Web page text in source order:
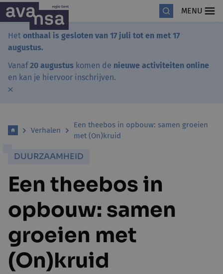
MENU
Het onthaal is gesloten van 17 juli tot en met 17
augustus.
Vanaf20 augustus komen de nieuwe activiteiten online
en kan je hiervoor inschrijven.
Verhalen
Een theebos in opbouw: samen groeien
met (On)kruid
DUURZAAMHEID
Een theebos in
opbouw: samen
groeien met
(On)kruid